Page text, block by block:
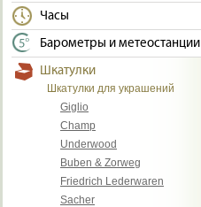
Часы
Барометры и метеостанции
Шкатулки
Шкатулки для украшений
Giglio
Champ
Underwood
Buben & Zorweg
Friedrich Lederwaren
Sacher